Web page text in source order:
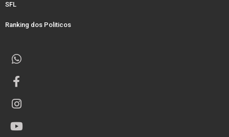
SFL
Ranking dos Politicos